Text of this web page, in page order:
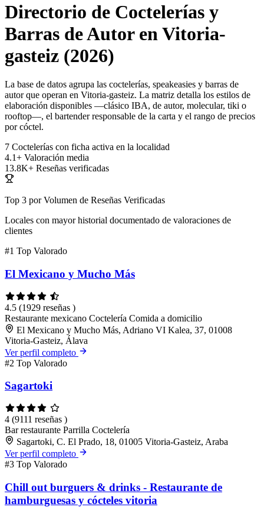
Directorio de Coctelerías y
Barras de Autor en Vitoria-
gasteiz (2026)
La base de datos agrupa las coctelerías, speakeasies y barras de
autor que operan en Vitoria-gasteiz. La matriz detalla los estilos de
elaboración disponibles —clásico IBA, de autor, molecular, tiki o
rooftop—, el bartender responsable de la carta y el rango de precios
por cóctel.
7 Coctelerías con ficha activa en la localidad
4.1+ Valoración media
13.8K+ Reseñas verificadas
Top 3 por Volumen de Reseñas Verificadas
Locales con mayor historial documentado de valoraciones de
clientes
#1 Top Valorado
El Mexicano y Mucho Más
4.5 (1929 reseñas )
Restaurante mexicano Coctelería Comida a domicilio
El Mexicano y Mucho Más, Adriano VI Kalea, 37, 01008
Vitoria-Gasteiz, Álava
Ver perfil completo
#2 Top Valorado
Sagartoki
4 (9111 reseñas )
Bar restaurante Parrilla Coctelería
Sagartoki, C. El Prado, 18, 01005 Vitoria-Gasteiz, Araba
Ver perfil completo
#3 Top Valorado
Chill out burguers & drinks - Restaurante de
hamburguesas y cócteles vitoria